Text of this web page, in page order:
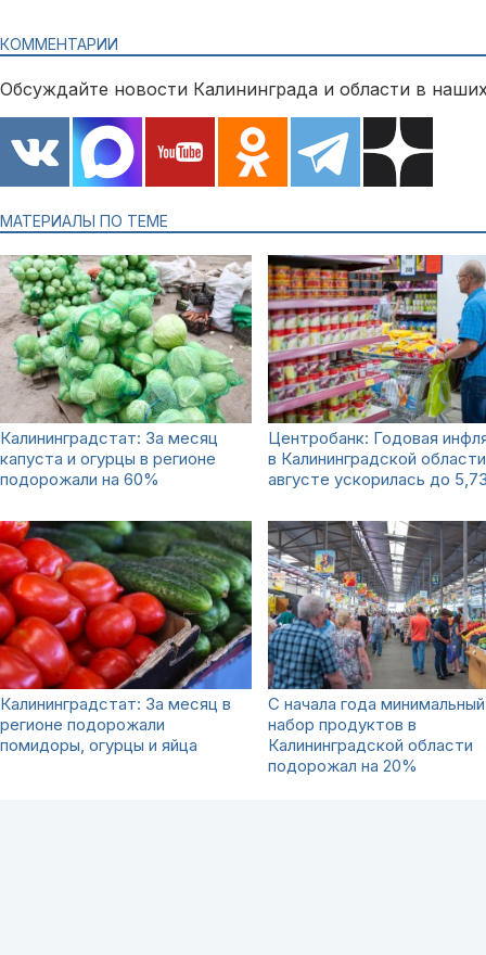
КОММЕНТАРИИ
Обсуждайте новости Калининграда и области в
МАТЕРИАЛЫ ПО ТЕМЕ
Калининградстат: За месяц
капуста и огурцы в регионе
подорожали на 60%
Центробанк: Годовая
в Калининградской
августе ускорилась до
Калининградстат: За месяц в
регионе подорожали
помидоры, огурцы и яйца
С начала года минимальный
набор продуктов в
Калининградской области
подорожал на 20%